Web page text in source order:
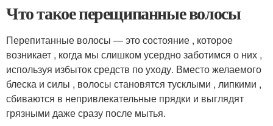
Что такое перещипанные волосы
Перепитанные волосы — это состояние , которое
возникает , когда мы слишком усердно заботимся о них ,
используя избыток средств по уходу. Вместо желаемого
блеска и силы , волосы становятся тусклыми , липкими ,
сбиваются в непривлекательные прядки и выглядят
грязными даже сразу после мытья.